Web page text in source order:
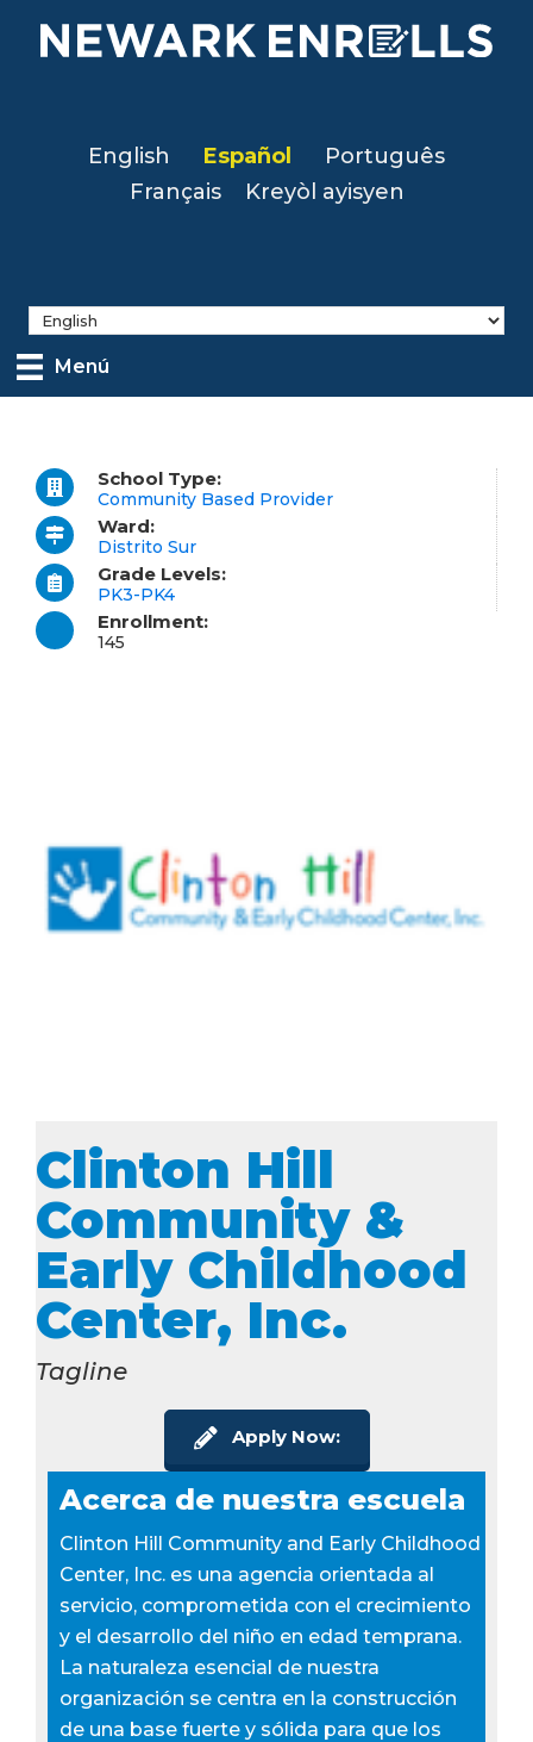
English Español
Português
Français
Kreyòl ayisyen
Menú
School Type:
Community Based Provider
Ward:
Distrito Sur
Grade Levels:
PK3-PK4
Enrollment:
145
Clinton Hill
Community &
Early Childhood
Center, Inc.
Tagline
Apply Now:
Acerca de nuestra escuela
Clinton Hill Community and Early Childhood
Center, Inc. es una agencia orientada al
servicio, comprometida con el crecimiento
y el desarrollo del niño en edad temprana.
La naturaleza esencial de nuestra
organización se centra en la construcción
de una base fuerte y sólida para que los